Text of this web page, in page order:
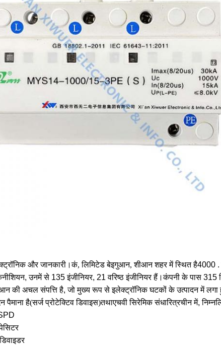
और जानकारी।कं, लिमिटेड बेइगुआन, शीआन शहर में स्थित है4000 .
उनमें से 135 इंजीनियर, 21 वरिष्ठ इंजीनियर हैं।कंपनी के पास
की अचल संपत्ति है, जो मुख्य रूप से इलेक्ट्रॉनिक घटकों के उत्पादन में
पैमाना है(सर्ज प्रोटेक्टिव डिवाइस)तथाएचवी सिरेमिक संधारित्रचीन में,